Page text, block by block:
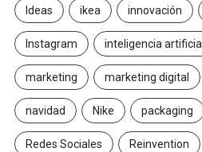
Ideas ikea innovación
Instagram inteligencia artificial
marketing marketing digital
navidad Nike packaging
Redes Sociales Reinvention